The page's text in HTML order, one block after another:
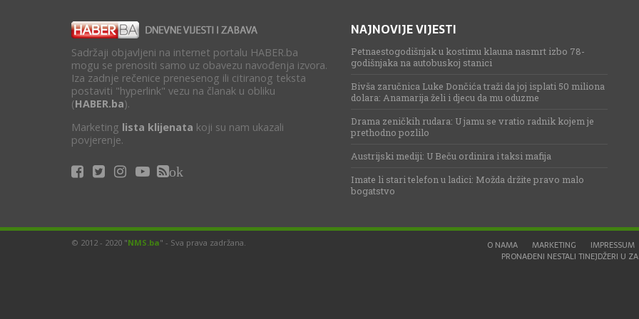
Sadržaji objavljeni na internet portalu HABER.ba
mogu se prenositi samo uz obavezu navođenja izvora.
Iza zadnje rečenice prenesenog ili citiranog teksta
postaviti "hyperlink" vezu na članak u obliku
(HABER.ba).
Marketing lista klijenata koji su nam ukazali
povjerenje.
ok
NAJNOVIJE VIJESTI
Petnaestogodišnjak u kostimu klauna nasmrt izbo 78-
godišnjaka na autobuskoj stanici
Bivša zaručnica Luke Dončića traži da joj isplati 50 miliona
dolara: Anamarija želi i djecu da mu oduzme
Drama zeničkih rudara: U jamu se vratio radnik kojem je
prethodno pozlilo
Austrijski mediji: U Beču ordinira i taksi mafija
Imate li stari telefon u ladici: Možda držite pravo malo
bogatstvo
O NAMA MARKETING
IMPRESSUM
PRONAĐENI NESTALI TINEJDŽERI U
© 2012 - 2020 "NMS.ba" - Sva prava zadržana.